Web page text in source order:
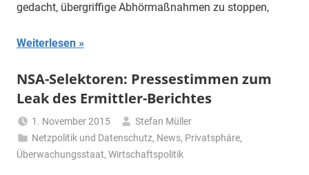
gedacht, übergriffige Abhörmaßnahmen zu stoppen,
Weiterlesen
NSA-Selektoren: Pressestimmen zum
Leak des Ermittler-Berichtes
1. November 2015
Stefan Müller
Netzpolitik und Datenschutz, News, Privatsphäre,
Überwachungsstaat, Wirtschaftspolitik